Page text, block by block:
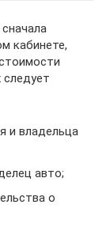
кабинете,
и владельца
авто;
о